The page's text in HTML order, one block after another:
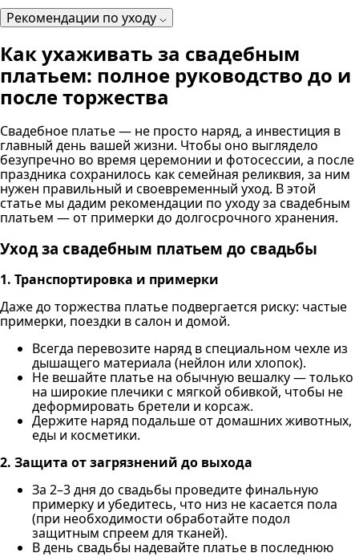
Рекомендации по уходу
Как ухаживать за свадебным
платьем: полное руководство до и
после торжества
Свадебное платье — не просто наряд, а инвестиция в
главный день вашей жизни. Чтобы оно выглядело
безупречно во время церемонии и фотосессии, а после
праздника сохранилось как семейная реликвия, за ним
нужен правильный и своевременный уход. В этой
статье мы дадим рекомендации по уходу за свадебным
платьем — от примерки до долгосрочного хранения.
Уход за свадебным платьем до свадьбы
1. Транспортировка и примерки
Даже до торжества платье подвергается риску: частые
примерки, поездки в салон и домой.
Всегда перевозите наряд в специальном чехле из
дышащего материала (нейлон или хлопок).
Не вешайте платье на обычную вешалку — только
на широкие плечики с мягкой обивкой, чтобы не
деформировать бретели и корсаж.
Держите наряд подальше от домашних животных,
еды и косметики.
2. Защита от загрязнений до выхода
За 2–3 дня до свадьбы проведите финальную
примерку и убедитесь, что низ не касается пола
(при необходимости обработайте подол
защитным спреем для тканей).
В день свадьбы надевайте платье в последнюю